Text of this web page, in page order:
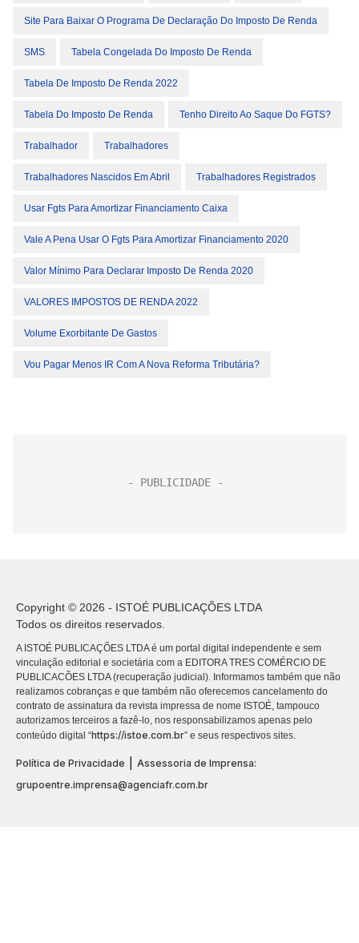
Site Para Baixar O Programa De Declaração Do Imposto De Renda
SMS Tabela Congelada Do Imposto De Renda
Tabela De Imposto De Renda 2022
Tabela Do Imposto De Renda Tenho Direito Ao Saque Do FGTS?
Trabalhador Trabalhadores
Trabalhadores Nascidos Em Abril Trabalhadores Registrados
Usar Fgts Para Amortizar Financiamento Caixa
Vale A Pena Usar O Fgts Para Amortizar Financiamento 2020
Valor Mínimo Para Declarar Imposto De Renda 2020
VALORES IMPOSTOS DE RENDA 2022
Volume Exorbitante De Gastos
Vou Pagar Menos IR Com A Nova Reforma Tributária?
Copyright © 2026 - ISTOÉ PUBLICAÇÕES LTDA
Todos os direitos reservados.
A ISTOÉ PUBLICAÇÕES LTDA é um portal digital independente e sem
vinculação editorial e societária com a EDITORA TRES COMÉRCIO DE
PUBLICACÕES LTDA (recuperação judicial). Informamos também que não
realizamos cobranças e que também não oferecemos cancelamento do
contrato de assinatura da revista impressa de nome ISTOÉ, tampouco
autorizamos terceiros a fazê-lo, nos responsabilizamos apenas pelo
conteúdo digital “https://istoe.com.br” e seus respectivos sites.
Política de Privacidade
Assessoria de Imprensa:
grupoentre.imprensa@agenciafr.com.br